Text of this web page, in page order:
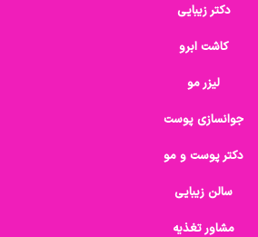
دکتر زیبایی
کاشت ابرو
لیزر مو
جوانسازی پوست
دکتر پوست و مو
سالن زیبایی
مشاور تغذیه